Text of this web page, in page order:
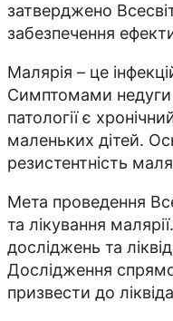
затверджено
забезпечення
Малярія – це
Симптомами недуги
патології є
маленьких дітей.
резистентність
Мета проведення
та лікування
досліджень та
Дослідження
призвести до